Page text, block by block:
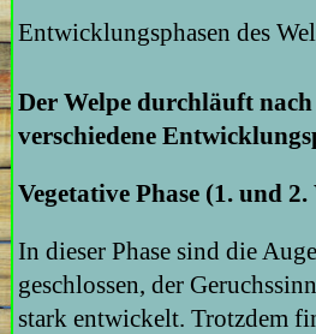
Entwicklungsphasen des
Der Welpe durchläuft
verschiedene
Vegetative Phase (1. und 2.
In dieser Phase sind die
geschlossen, der
stark entwickelt. Trotzdem